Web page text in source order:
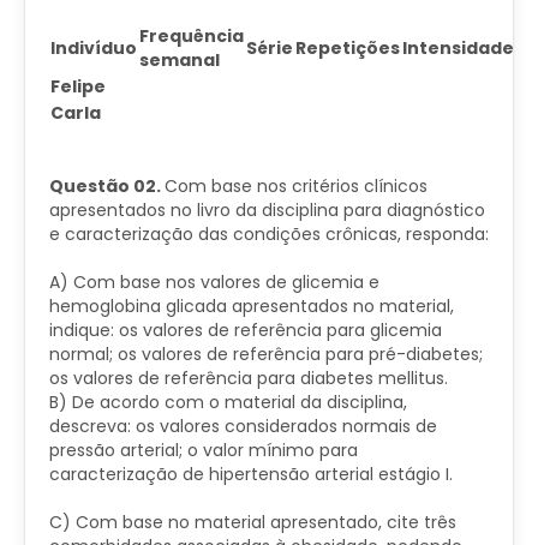
Indivíduo Frequência
semanal
Série RepetiçõesIntensidade
Felipe
Carla
Questão 02.Com base nos critérios clínicos
apresentados no livro da disciplina para diagnóstico
e caracterização das condições crônicas, responda:
A) Com base nos valores de glicemia e
hemoglobina glicada apresentados no material,
indique: os valores de referência para glicemia
normal; os valores de referência para pré-diabetes;
os valores de referência para diabetes mellitus.
B) De acordo com o material da disciplina,
descreva: os valores considerados normais de
pressão arterial; o valor mínimo para
caracterização de hipertensão arterial estágio I.
​C) Com base no material apresentado, cite três